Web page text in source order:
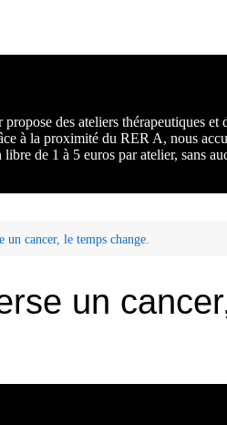
art thérapie,
30 euros avec une
obligation.
des ateliers thérapeutiques
à la proximité du RER A, nous
de 1 à 5 euros par atelier, sans
un cancer, le temps change.
un